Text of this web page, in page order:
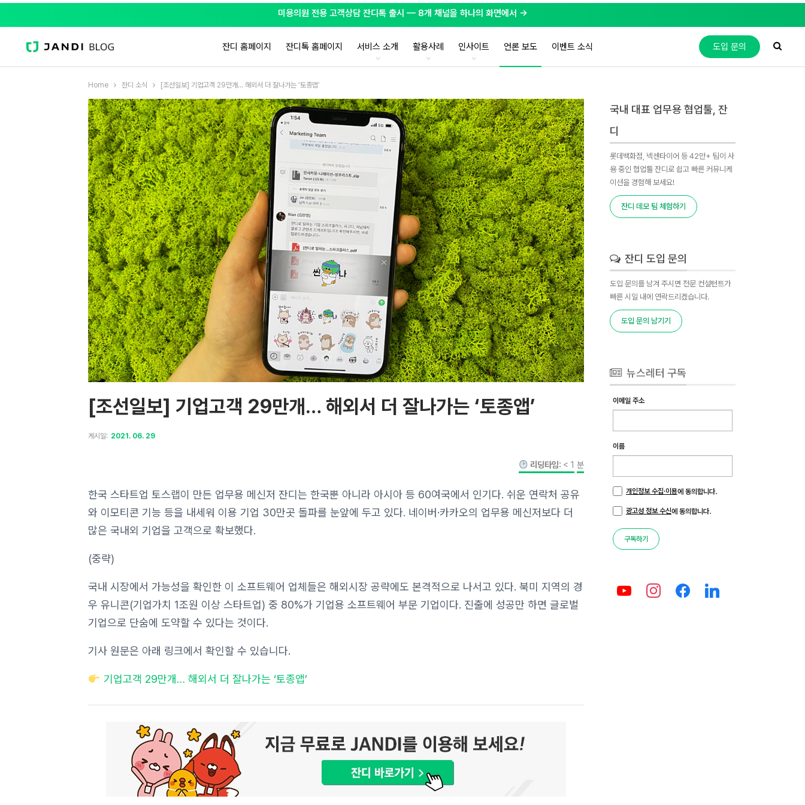
미용의원 전용 고객상담 잔디톡 출시 — 8개 채널을 하나의 화면에서 →
도입 문의
잔디 홈페이지 잔디톡 홈페이지 서비스 소개 활용사례 인사이트 언론 보도 이벤트 소식
Home 잔디 소식 [조선일보] 기업고객 29만개… 해외서 더 잘나가는 ‘토종앱’
[조선일보] 기업고객 29만개… 해외서 더 잘나가는 ‘토종앱’
게시일: 2021. 06. 29
리딩타임: < 1 분
한국 스타트업 토스랩이 만든 업무용 메신저 잔디는 한국뿐 아니라 아시아 등 60여국에서 인기다. 쉬운 연락처 공유
와 이모티콘 기능 등을 내세워 이용 기업 30만곳 돌파를 눈앞에 두고 있다. 네이버·카카오의 업무용 메신저보다 더
많은 국내외 기업을 고객으로 확보했다.
(중략)
국내 시장에서 가능성을 확인한 이 소프트웨어 업체들은 해외시장 공략에도 본격적으로 나서고 있다. 북미 지역의 경
우 유니콘(기업가치 1조원 이상 스타트업) 중 80%가 기업용 소프트웨어 부문 기업이다. 진출에 성공만 하면 글로벌
기업으로 단숨에 도약할 수 있다는 것이다.
기사 원문은 아래 링크에서 확인할 수 있습니다.
기업고객 29만개… 해외서 더 잘나가는 ‘토종앱’
국내 대표 업무용 협업툴, 잔
디
롯데백화점, 넥센타이어 등 42만+ 팀이 사
용 중인 협업툴 잔디로 쉽고 빠른 커뮤니케
이션을 경험해 보세요!
잔디 데모 팀 체험하기
잔디 도입 문의
도입 문의를 남겨 주시면 전문 컨설턴트가
빠른 시일 내에 연락드리겠습니다.
도입 문의 남기기
뉴스레터 구독
이메일 주소
이름
개인정보 수집·이용에 동의합니다.
광고성 정보 수신에 동의합니다.
구독하기